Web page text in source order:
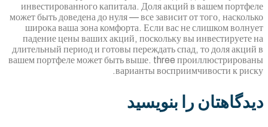
инвестированного капитала. Доля акций
может быть доведена до нуля — все зависит
широка ваша зона комфорта. Если вас не
падение цены ваших акций, поскольку вы
длительный период и готовы переждать
вашем портфеле может быть выше. three
варианты
بنویسید